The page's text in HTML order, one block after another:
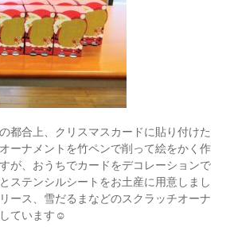
都合上、クリスマスカードに貼り付けた
ーナメントを竹ペンで削って絵をかく作
が、おうちでカードをデコレーションで
ステンシルシートをお土産に用意しまし
ース、雪だるまなどのスクラッチオーナ
ています☺